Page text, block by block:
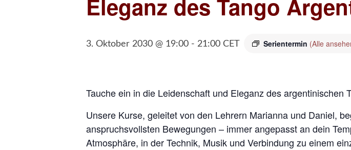
Eleganz des Tango
3. Oktober 2030 @ 19:00 - 21:00 CET Serientermin (Alle
Tauche ein in die Leidenschaft und Eleganz des argentinischen
Unsere Kurse, geleitet von den Lehrern Marianna und Daniel,
anspruchsvollsten Bewegungen – immer angepasst an dein
Atmosphäre, in der Technik, Musik und Verbindung zu einem